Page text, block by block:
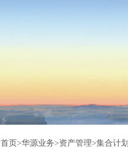
首页>华源业务>资产管理>集合计划